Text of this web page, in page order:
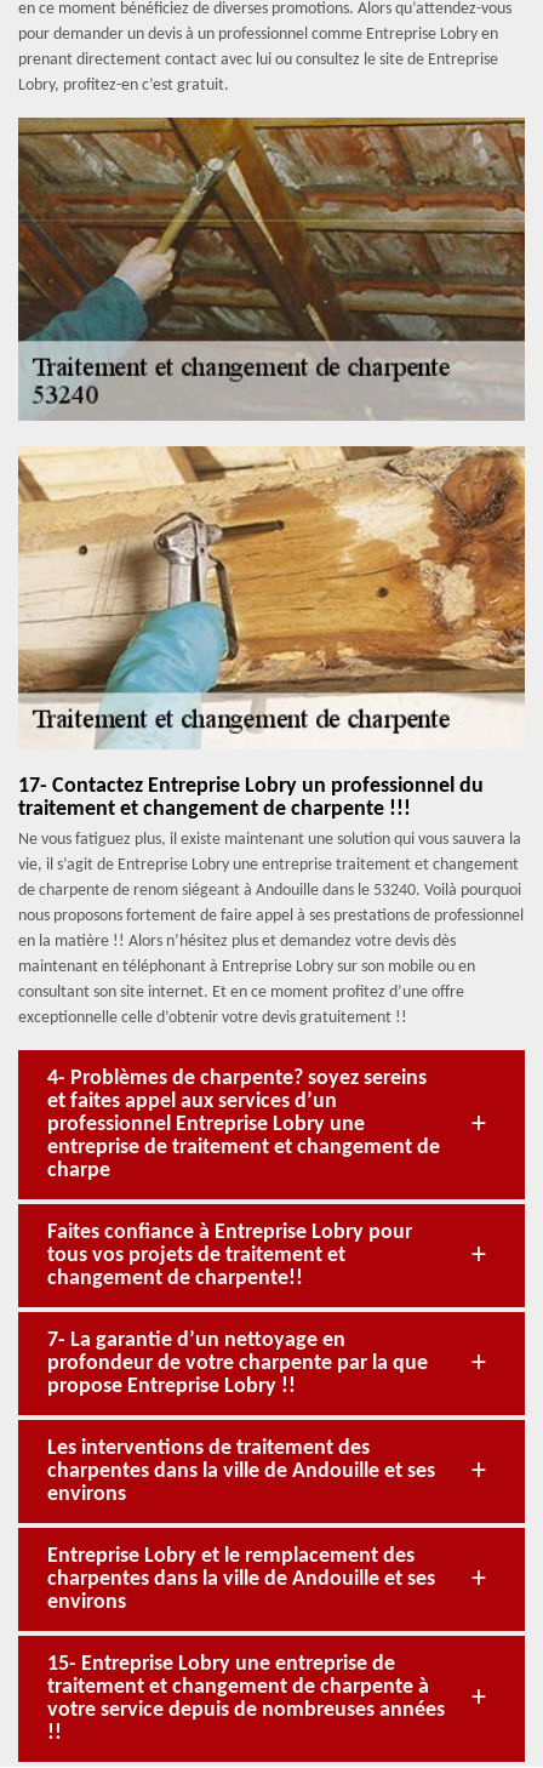
en ce moment bénéficiez de diverses promotions. Alors qu’attendez-vous
pour demander un devis à un professionnel comme Entreprise Lobry en
prenant directement contact avec lui ou consultez le site de Entreprise
Lobry, profitez-en c’est gratuit.
17- Contactez Entreprise Lobry un professionnel du
traitement et changement de charpente !!!
Ne vous fatiguez plus, il existe maintenant une solution qui vous sauvera la
vie, il s’agit de Entreprise Lobry une entreprise traitement et changement
de charpente de renom siégeant à Andouille dans le 53240. Voilà pourquoi
nous proposons fortement de faire appel à ses prestations de professionnel
en la matière !! Alors n’hésitez plus et demandez votre devis dès
maintenant en téléphonant à Entreprise Lobry sur son mobile ou en
consultant son site internet. Et en ce moment profitez d’une offre
exceptionnelle celle d’obtenir votre devis gratuitement !!
4- Problèmes de charpente? soyez sereins
et faites appel aux services d’un
professionnel Entreprise Lobry une
entreprise de traitement et changement de
charpe
Faites confiance à Entreprise Lobry pour
tous vos projets de traitement et
changement de charpente!!
7- La garantie d’un nettoyage en
profondeur de votre charpente par la que
propose Entreprise Lobry !!
Les interventions de traitement des
charpentes dans la ville de Andouille et ses
environs
Entreprise Lobry et le remplacement des
charpentes dans la ville de Andouille et ses
environs
15- Entreprise Lobry une entreprise de
traitement et changement de charpente à
votre service depuis de nombreuses années
!!